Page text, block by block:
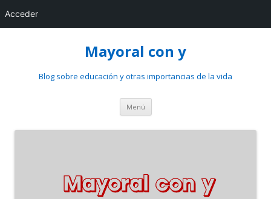
Acceder
Mayoral con y
Blog sobre educación y otras importancias de la vida
Menú Saltar
contenido